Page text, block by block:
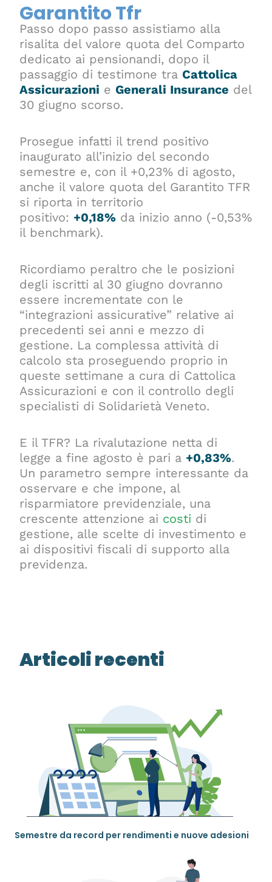
Garantito Tfr
Passo dopo passo assistiamo alla
risalita del valore quota del Comparto
dedicato ai pensionandi, dopo il
passaggio di testimone tra Cattolica
Assicurazioni e Generali Insurance del
30 giugno scorso.
Prosegue infatti il trend positivo
inaugurato all’inizio del secondo
semestre e, con il +0,23% di agosto,
anche il valore quota del Garantito TFR
si riporta in territorio
positivo: +0,18% da inizio anno (-0,53%
il benchmark).
Ricordiamo peraltro che le posizioni
degli iscritti al 30 giugno dovranno
essere incrementate con le
“integrazioni assicurative” relative ai
precedenti sei anni e mezzo di
gestione. La complessa attività di
calcolo sta proseguendo proprio in
queste settimane a cura di Cattolica
Assicurazioni e con il controllo degli
specialisti di Solidarietà Veneto.
E il TFR? La rivalutazione netta di
legge a fine agosto è pari a +0,83%.
Un parametro sempre interessante da
osservare e che impone, al
risparmiatore previdenziale, una
crescente attenzione ai costi di
gestione, alle scelte di investimento e
ai dispositivi fiscali di supporto alla
previdenza.
Articoli recenti
Semestre da record per rendimenti e nuove adesioni